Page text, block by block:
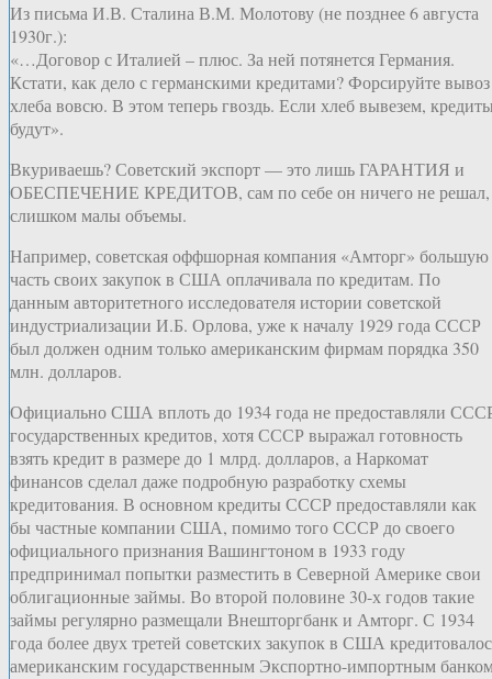
Из письма И.В. Сталина В.М. Молотову (не позднее 6 августа
1930г.):
«…Договор с Италией – плюс. За ней потянется Германия.
Кстати, как дело с германскими кредитами? Форсируйте вывоз
хлеба вовсю. В этом теперь гвоздь. Если хлеб вывезем,
будут».
Вкуриваешь? Советский экспорт — это лишь ГАРАНТИЯ и
ОБЕСПЕЧЕНИЕ КРЕДИТОВ, сам по себе он ничего не решал,
слишком малы объемы.
Например, советская оффшорная компания «Амторг» большую
часть своих закупок в США оплачивала по кредитам. По
данным авторитетного исследователя истории советской
индустриализации И.Б. Орлова, уже к началу 1929 года СССР
был должен одним только американским фирмам порядка 350
млн. долларов.
Официально США вплоть до 1934 года не предоставляли
государственных кредитов, хотя СССР выражал готовность
взять кредит в размере до 1 млрд. долларов, а Наркомат
финансов сделал даже подробную разработку схемы
кредитования. В основном кредиты СССР предоставляли как
бы частные компании США, помимо того СССР до своего
официального признания Вашингтоном в 1933 году
предпринимал попытки разместить в Северной Америке свои
облигационные займы. Во второй половине 30-х годов такие
займы регулярно размещали Внешторгбанк и Амторг. С 1934
года более двух третей советских закупок в США
американским государственным Экспортно-импортным